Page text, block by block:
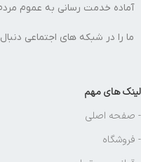
آماده خدمت رسانی به عموم
ما را در شبکه های اجتماعی
لینک های مهم
- صفحه اصلی
- فروشگاه